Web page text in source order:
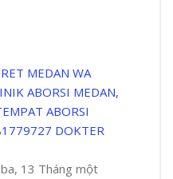
MEDAN WA
ABORSI MEDAN,
ABORSI
DOKTER
13 Tháng một